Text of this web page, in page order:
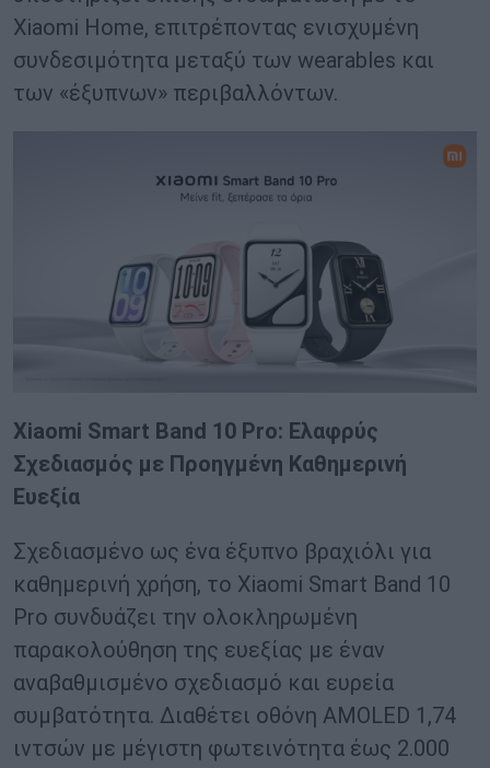
Xiaomi Home, επιτρέποντας ενισχυμένη
συνδεσιμότητα μεταξύ των wearables και
των «έξυπνων» περιβαλλόντων.
Xiaomi Smart Band 10 Pro: Ελαφρύς
Σχεδιασμός με Προηγμένη Καθημερινή
Ευεξία
Σχεδιασμένο ως ένα έξυπνο βραχιόλι για
καθημερινή χρήση, το Xiaomi Smart Band 10
Pro συνδυάζει την ολοκληρωμένη
παρακολούθηση της ευεξίας με έναν
αναβαθμισμένο σχεδιασμό και ευρεία
συμβατότητα. Διαθέτει οθόνη AMOLED 1,74
ιντσών με μέγιστη φωτεινότητα έως 2.000